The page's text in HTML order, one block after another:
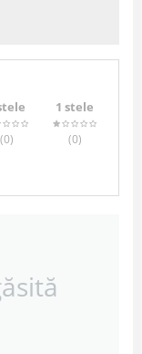
(0)
1 stele
(0)